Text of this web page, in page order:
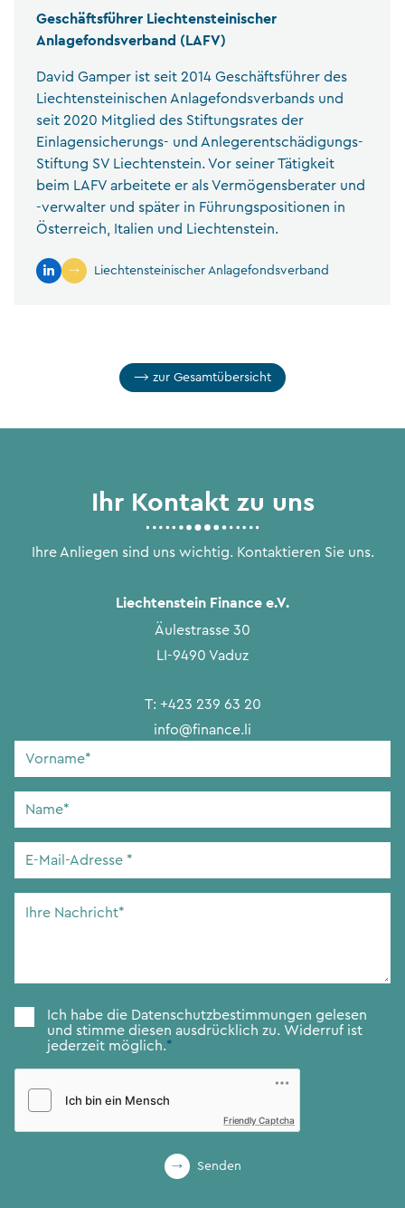
Geschäftsführer Liechtensteinischer
Anlagefondsverband (LAFV)
David Gamper ist seit 2014 Geschäftsführer des
Liechtensteinischen Anlagefondsverbands und
seit 2020 Mitglied des Stiftungsrates der
Einlagensicherungs- und Anlegerentschädigungs-
Stiftung SV Liechtenstein. Vor seiner Tätigkeit
beim LAFV arbeitete er als Vermögensberater und
-verwalter und später in Führungspositionen in
Österreich, Italien und Liechtenstein.
Liechtensteinischer Anlagefondsverband
zur Gesamtübersicht
Ihr Kontakt zu uns
Ihre Anliegen sind uns wichtig. Kontaktieren Sie uns.
Liechtenstein Finance e.V.
Äulestrasse 30
LI-9490 Vaduz
T: +423 239 63 20
info@finance.li
Vorname
Name
E-
Adresse*
Ihre
Zustimmung*
Ich habe die Datenschutzbestimmungen gelesen
und stimme diesen ausdrücklich zu. Widerruf ist
jederzeit möglich.*
Friendly Captcha
Senden